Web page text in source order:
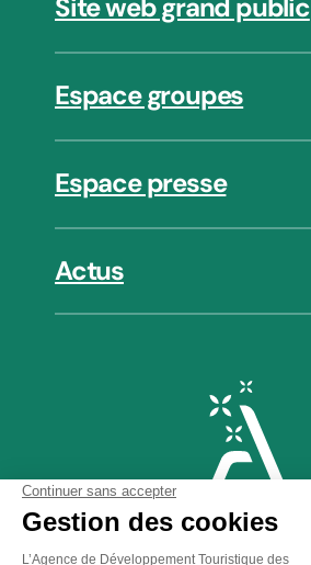
Site web grand public
Espace groupes
Espace presse
Actus